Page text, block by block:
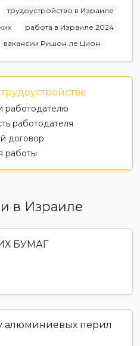
трудоустройство в Израиле
работа в Израиле 2024
вакансии Ришон ле Цион
работодателю
работодателя
договор
работы
в Израиле
БУМАГ
алюминиевых перил